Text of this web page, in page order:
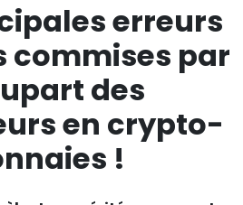
erreurs
commises par
des
en crypto-
!